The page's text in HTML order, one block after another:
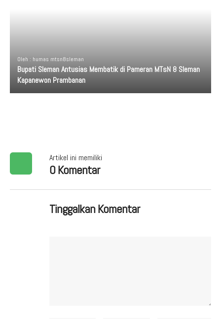
Oleh : humas mtsn8sleman
Bupati Sleman Antusias Membatik di Pameran MTsN 8 Sleman
Kapanewon Prambanan
Artikel ini memiliki
0 Komentar
Tinggalkan Komentar